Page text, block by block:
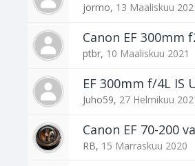
jormo, 13 Maaliskuu
Canon EF 300mm
ptbr, 10 Maaliskuu 2021
EF 300mm f/4L IS
Juho59, 27 Helmikuu
Canon EF 70-200
RB, 15 Marraskuu 2020